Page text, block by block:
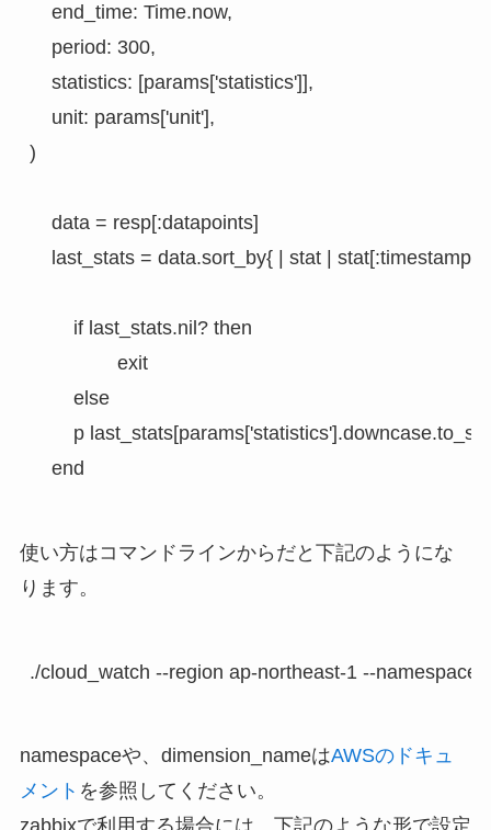
    end_time: Time.now,
    period: 300,
    statistics: [params['statistics']],
    unit: params['unit'],
)
    data = resp[:datapoints]
last_stats = data.sort_by{ | stat |
        if last_stats.nil? then
                exit
        else
p
使い方はコマンドラインからだと下記のようにな
ります。
namespaceや、dimension_nameはAWSのドキュ
メント を参照してください。